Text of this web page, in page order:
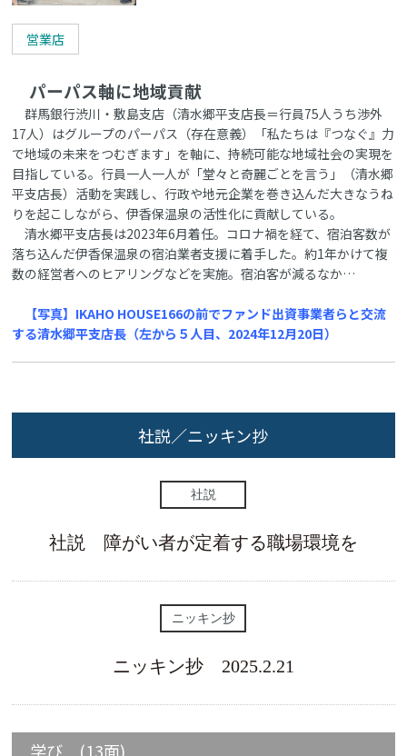
営業店
パーパス軸に地域貢献
群馬銀行渋川・敷島支店（清水郷平支店長＝行員75人うち渉外
17人）はグループのパーパス（存在意義）「私たちは『つなぐ』力
で地域の未来をつむぎます」を軸に、持続可能な地域社会の実現を
目指している。行員一人一人が「堂々と奇麗ごとを言う」（清水郷
平支店長）活動を実践し、行政や地元企業を巻き込んだ大きなうね
りを起こしながら、伊香保温泉の活性化に貢献している。
清水郷平支店長は2023年6月着任。コロナ禍を経て、宿泊客数が
落ち込んだ伊香保温泉の宿泊業者支援に着手した。約1年かけて複
数の経営者へのヒアリングなどを実施。宿泊客が減るなか…
【写真】IKAHO HOUSE166の前でファンド出資事業者らと交流
する清水郷平支店長（左から５人目、2024年12月20日）
社説／ニッキン抄
社説
社説 障がい者が定着する職場環境を
ニッキン抄
ニッキン抄 2025.2.21
学び (13面)